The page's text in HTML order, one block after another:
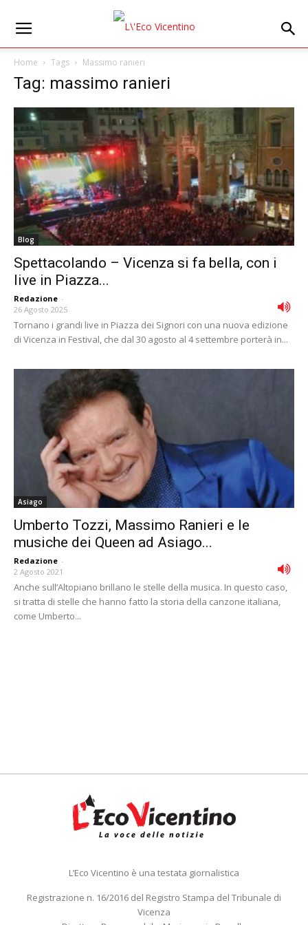
Home Tags Massimo ranieri
Tag: massimo ranieri
Blog
Spettacolando – Vicenza si fa bella, con i
live in Piazza...
Redazione -
26 Agosto 2025
Tornano i grandi live in Piazza dei Signori con una nuova edizione
di Vicenza in Festival, che dal 30 agosto al 4 settembre porterà in...
Asiago
Umberto Tozzi, Massimo Ranieri e le
musiche dei Queen ad Asiago...
Redazione -
2 Agosto 2021
Anche sull’Altopiano brillano le stelle della musica. In questo caso,
si tratta di stelle che hanno fatto la storia della canzone italiana,
come Umberto...
L’Eco Vicentino è una testata giornalistica
Registrazione n. 16/2016 del Registro Stampa del Tribunale di
Vicenza